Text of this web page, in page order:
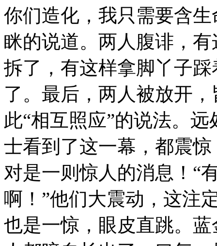
你们造化，我只需要含
眯的说道。两人腹诽，
拆了，有这样拿脚丫子
了。最后，两人被放开
此“相互照应”的说法。
士看到了这一幕，都震
对是一则惊人的消息！“
啊！”他们大震动，这注
也是一惊，眼皮直跳。